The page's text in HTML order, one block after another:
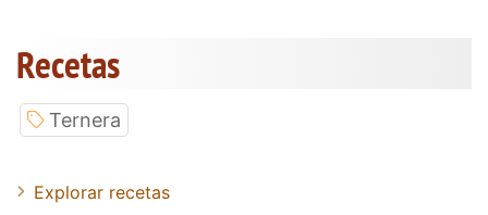
Recetas
Ternera
Explorar recetas